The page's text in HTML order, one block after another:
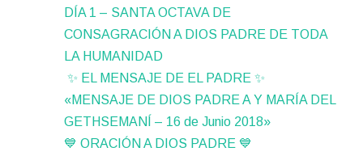
DÍA 1 – SANTA OCTAVA DE
CONSAGRACIÓN A DIOS PADRE DE TODA
LA HUMANIDAD
✨ EL MENSAJE DE EL PADRE ✨
«MENSAJE DE DIOS PADRE A Y MARÍA DEL
GETHSEMANÍ – 16 de Junio 2018»
💙 ORACIÓN A DIOS PADRE 💙